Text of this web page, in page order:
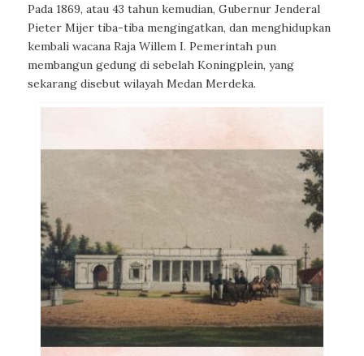
Pada 1869, atau 43 tahun kemudian, Gubernur Jenderal
Pieter Mijer tiba-tiba mengingatkan, dan menghidupkan
kembali wacana Raja Willem I. Pemerintah pun
membangun gedung di sebelah Koningplein, yang
sekarang disebut wilayah Medan Merdeka.